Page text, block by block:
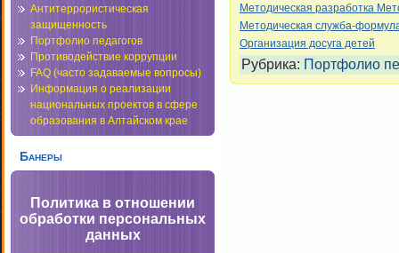
Антитеррористическая
защищенность
Портфолио педагогов
Противодействие коррупции
FAQ (часто задаваемые вопросы)
Информация о реализации
национальных проектов в сфере
образования в Алтайском крае
Банеры
Политика в отношении
обработки персональных
данных
Методическая разработка
Методическая служба-
Организация досуга детей
Рубрика: Портфолио